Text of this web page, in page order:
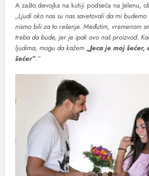
A zašto devojka na kutiji podseća na Jelenu,
„Ljudi oko nas su nas savetovali da mi
nismo bili za to rešenje. Međutim, vremenom
treba da bude, jer je ipak ovo naš proizvod.
ljudima, mogu da kažem „Jeca je moj šećer,
šećer”.”